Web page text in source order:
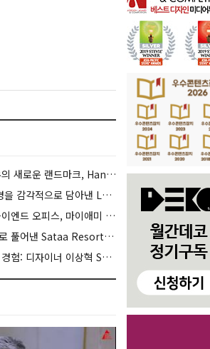
운 랜드마크, Hangzhou Prism
담아낸 Lan Bistro Yunnan Restaurant
오피스, 마이애미 830 Brickell
풀어낸 Sataa Resort Nan
이너 이상혁 SANGHYEOK LEE